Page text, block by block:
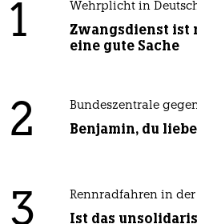
1 Wehrplicht in
Zwangsdienst ist
eine gute Sache
2 Bundeszentrale
Benjamin, du
3 Rennradfahren in
Ist das